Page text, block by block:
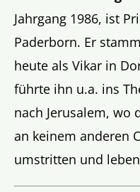
Jahrgang 1986, ist
Paderborn. Er
heute als Vikar in
führte ihn u.a. ins
nach Jerusalem, wo
an keinem anderen
umstritten und